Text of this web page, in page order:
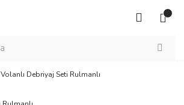
Volanlı Debriyaj Seti Rulmanlı